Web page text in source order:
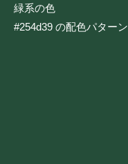
緑系の色
#254d39 の配色パターン